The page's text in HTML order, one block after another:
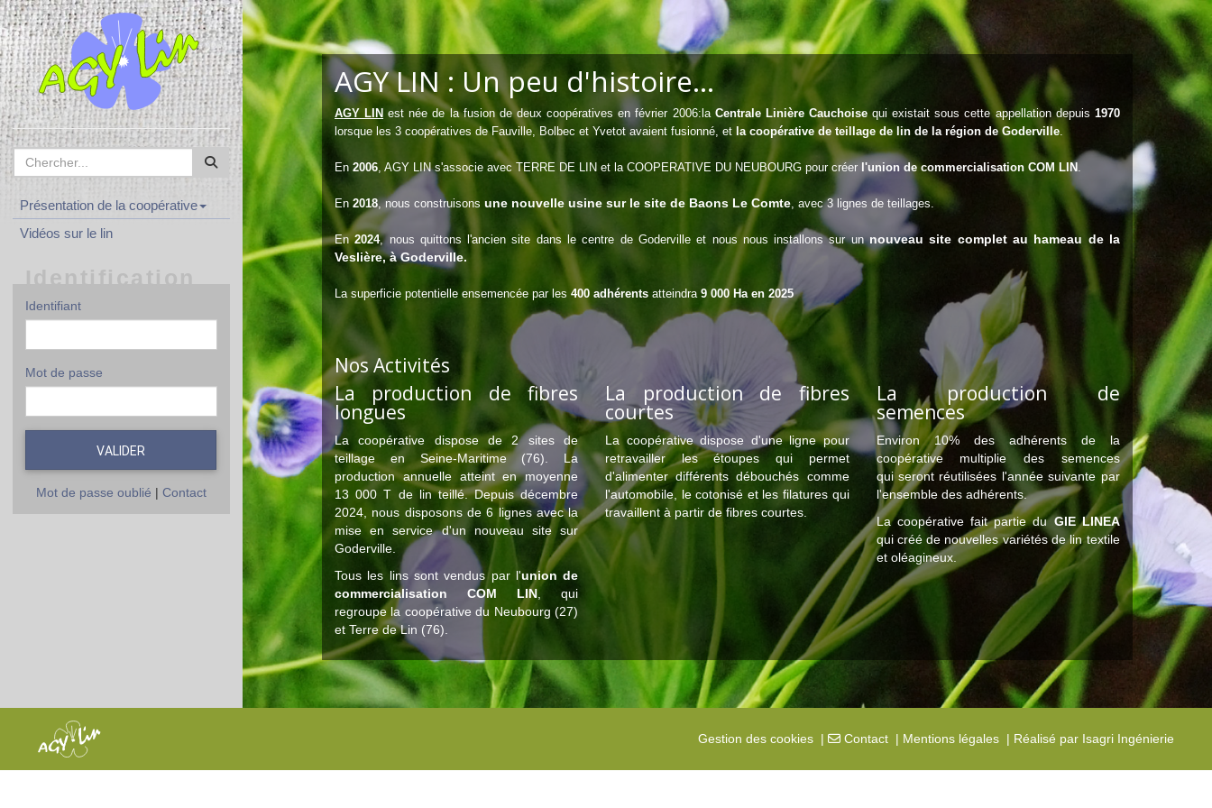
Présentation de la coopérative
Vidéos sur le lin
Identification
Identifiant
Mot de passe
VALIDER
Mot de passe oublié | Contact
AGY LIN : Un peu d'histoire...
AGY LIN est née de la fusion de deux coopératives en février 2006:la Centrale Linière Cauchoisequi existait sous cette appellation depuis 1970
lorsque les 3 coopératives de Fauville, Bolbec et Yvetot avaient fusionné, et la coopérative de teillage de lin de la région de Goderville.
En 2006, AGY LIN s'associe avec TERRE DE LIN et la COOPERATIVE DU NEUBOURG pour créer 'union de commercialisation COM LIN .
En2018, nous construisons une nouvelle usine sur le site de Baons Le Comte, avec 3 lignes de teillages.
En2024, nous quittons l'ancien site dans le centre de Goderville et nous nous installons sur un nouveau site complet au hameau de la
Veslière, à Goderville.
La superficie potentielle ensemencée par les 400 adhérentsatteindra 9 000 Ha en 2025
Nos Activités
La production de fibres
longues
La coopérative dispose de 2 sites de
teillage en Seine-Maritime (76). La
production annuelle atteint en moyenne
13 000 T de lin teillé. Depuis décembre
2024, nous disposons de 6 lignes avec la
mise en service d'un nouveau site sur
Goderville.
Tous les lins sont vendus par l'union de
commercialisation COM LIN, qui
regroupe la coopérative du Neubourg (27)
et Terre de Lin (76).
La production de fibres
courtes
La coopérative dispose d'une ligne pour
retravailler les étoupes qui permet
d'alimenter différents débouchés comme
l'automobile, le cotonisé et les filatures qui
travaillent à partir de fibres courtes.
La production de
semences
Environ 10% des adhérents de la
coopérative multiplie des semences
qui seront réutilisées l'année suivante par
l'ensemble des adhérents.
La coopérative fait partie duGIE LINEA
qui créé de nouvelles variétés de lin textile
et oléagineux.
Gestion des cookies | Contact | Mentions légales | Réalisé par Isagri Ingénierie